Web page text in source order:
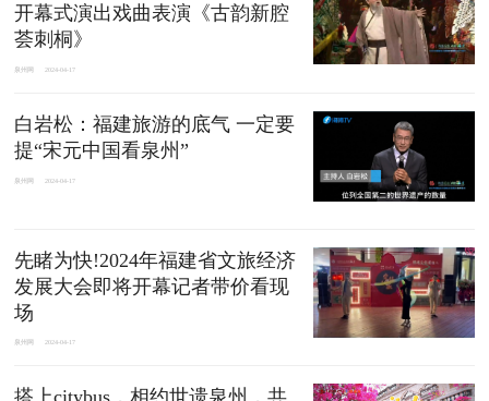
开幕式演出戏曲表演《古韵新腔
荟刺桐》
泉州网 2024-04-17
白岩松：福建旅游的底气 一定要
提“宋元中国看泉州”
泉州网 2024-04-17
先睹为快!2024年福建省文旅经济
发展大会即将开幕记者带价看现
场
泉州网 2024-04-17